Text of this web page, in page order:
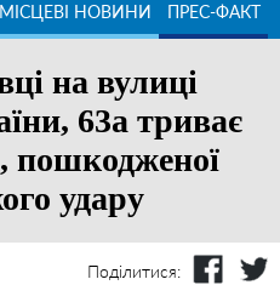
МІСЦЕВІ НОВИНИ ПРЕС-ФАКТ
на вулиці
63а триває
пошкодженої
удару
Поділитися: